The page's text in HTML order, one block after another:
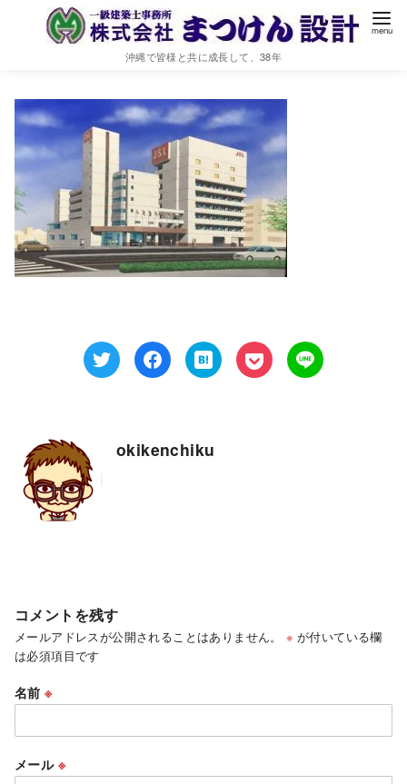
沖縄で皆様と共に成長して、38年
IMG_6612
okikenchiku
コメントを残す
メールアドレスが公開されることはありません。 ※ が付いている欄
は必須項目です
名前※
メール ※